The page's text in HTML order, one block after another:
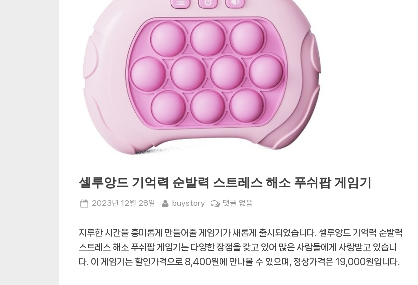
셀루앙드 기억력 순발력 스트레스 해소 푸쉬팝 게임기
Posted
2023년 12월 28일 By
buystory
셀
앙
기
억
댓글 없음
지루한 시간을 흥미롭게 만들어줄 게임기가 새롭게 출시되었습니다. 셀루앙드 기억력 순발력
스트레스 해소 푸쉬팝 게임기는 다양한 장점을 갖고 있어 많은 사람들에게 사랑받고 있습니
다. 이 게임기는 할인가격으로 8,400원에 만나볼 수 있으며, 정상가격은 19,000원입니다.